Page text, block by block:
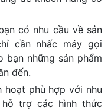
có nhu cầu về sản
cần nhấc máy gọi
những sản phẩm
đến.
hoạt phù hợp với nhu
trợ các hình thức